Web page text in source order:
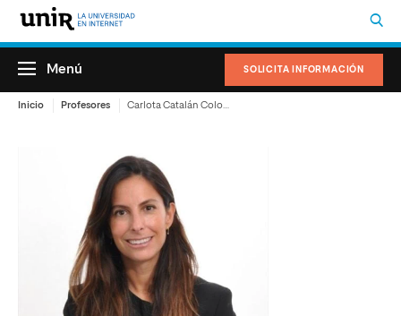
SOLICITA INFORMACIÓN
Menú
Inicio Profesores